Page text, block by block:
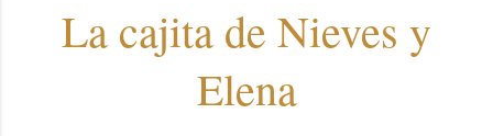
La cajita de Nieves y
Elena